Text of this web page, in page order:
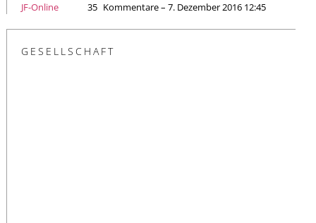
JF-Online 35 Kommentare – 7. Dezember 2016 12:45
GESELLSCHAFT